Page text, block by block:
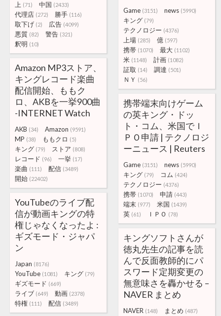
上 (71) 中国 (2433)
代理店 (272) 勝手 (116)
取下げ (2) 広告 (4099)
悪質 (82) 警告 (321)
釈明 (10)
Game (3151) news (5990)
キング (79)
テクノロジー (4376)
上場 (285) 億 (597)
携帯 (1070) 最大 (1102)
米 (1148) 計画 (1082)
証取 (14) 調達 (501)
ＮＹ (56)
Amazon MP3ストア、
キングレコード楽曲
配信開始、ももク
ロ、AKBを一挙900曲
-INTERNET Watch
AKB (34) Amazon (9591)
MP (38) ももクロ (5)
キング (79) ストア (808)
レコード (96) 一挙 (17)
楽曲 (111) 配信 (3489)
開始 (22402)
携帯端末向けゲーム
の英キング・ドッ
ト・コム、米国でＩ
ＰＯ申請 | テクノロジ
ーニュース | Reuters
Game (3151) news (5990)
キング (79) コム (424)
テクノロジー (4376)
携帯 (1070) 申請 (443)
端末 (977) 米国 (1439)
英 (61) ＩＰＯ (78)
YouTubeのライブ配
信が動画キングの特
権じゃなくなったよ :
ギズモード・ジャパ
ン
Japan (8176)
YouTube (1081) キング (79)
ギズモード (669)
ライブ (649) 動画 (2378)
特権 (111) 配信 (3489)
キングソフトさんが
徳丸先生の記事を読
んで反面教師的にパ
スワード定期変更の
無意味さを轟かせる –
NAVER まとめ
NAVER (148) まとめ (487)